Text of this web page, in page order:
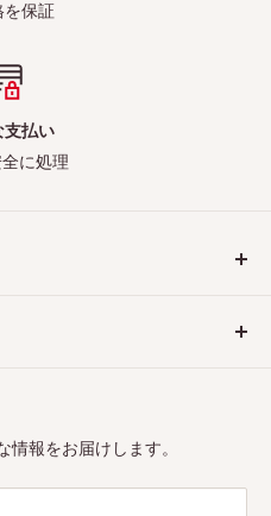
を保証
支払い
に処理
報をお届けします。
ランドの正規代理店です。
まな撮影製品を取り揃え